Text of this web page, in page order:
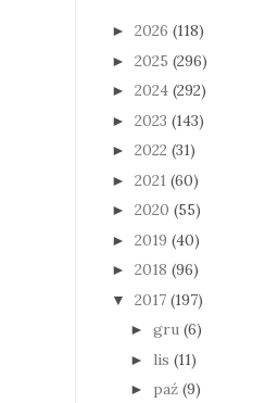
► 2026 (118)
► 2025 (296)
► 2024 (292)
► 2023 (143)
► 2022 (31)
► 2021 (60)
► 2020 (55)
► 2019 (40)
► 2018 (96)
▼ 2017 (197)
► gru (6)
► lis (11)
► paź (9)